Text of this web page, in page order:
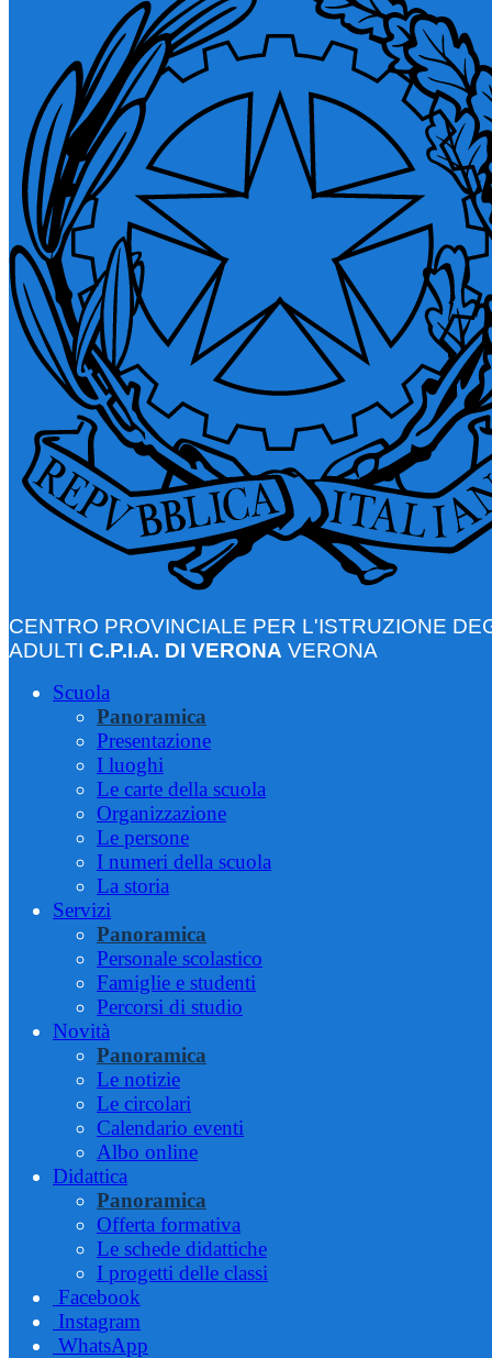
CENTRO PROVINCIALE PER L'ISTRUZIONE
ADULTI C.P.I.A. DI VERONA VERONA
Scuola
Panoramica
Presentazione
I luoghi
Le carte della scuola
Organizzazione
Le persone
I numeri della scuola
La storia
Servizi
Panoramica
Personale scolastico
Famiglie e studenti
Percorsi di studio
Novità
Panoramica
Le notizie
Le circolari
Calendario eventi
Albo online
Didattica
Panoramica
Offerta formativa
Le schede didattiche
I progetti delle classi
Facebook
Instagram
WhatsApp